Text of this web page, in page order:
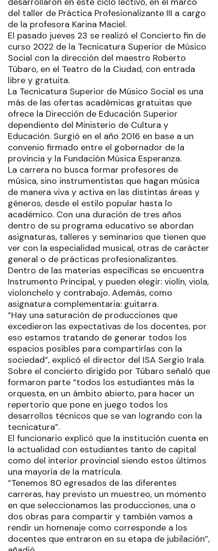
El pasado martes 22 se presentó la obra
Emociones de la naturaleza en coincidencia con
el Día Nacional de la Música, en el salón de
exposición del ISA. Se trata de la última etapa del
proyecto de creación, producción y exposición
artística que los estudiantes de tercer año de la
Tecnicatura Superior de Músico Social
desarrollaron en este ciclo lectivo, en el marco
del taller de Práctica Profesionalizante III a cargo
de la profesora Karina Maciel.
El pasado jueves 23 se realizó el Concierto fin de
curso 2022 de la Tecnicatura Superior de Músico
Social con la dirección del maestro Roberto
Túbaro, en el Teatro de la Ciudad, con entrada
libre y gratuita.
La Tecnicatura Superior de Músico Social es una
más de las ofertas académicas gratuitas que
ofrece la Dirección de Educación Superior
dependiente del Ministerio de Cultura y
Educación. Surgió en el año 2016 en base a un
convenio firmado entre el gobernador de la
provincia y la Fundación Música Esperanza.
La carrera no busca formar profesores de
música, sino instrumentistas que hagan música
de manera viva y activa en las distintas áreas y
géneros, desde el estilo popular hasta lo
académico. Con una duración de tres años
dentro de su programa educativo se abordan
asignaturas, talleres y seminarios que tienen que
ver con la especialidad musical, otras de carácter
general o de prácticas profesionalizantes.
Dentro de las materias específicas se encuentra
Instrumento Principal, y pueden elegir: violín, viola,
violonchelo y contrabajo. Además, como
asignatura complementaria: guitarra.
“Hay una saturación de producciones que
excedieron las expectativas de los docentes, por
eso estamos tratando de generar todos los
espacios posibles para compartirlas con la
sociedad”, explicó el director del ISA Sergio Irala.
Sobre el concierto dirigido por Túbaro señaló que
formaron parte “todos los estudiantes más la
orquesta, en un ámbito abierto, para hacer un
repertorio que pone en juego todos los
desarrollos técnicos que se van logrando con la
tecnicatura”.
El funcionario explicó que la institución cuenta en
la actualidad con estudiantes tanto de capital
como del interior provincial siendo estos últimos